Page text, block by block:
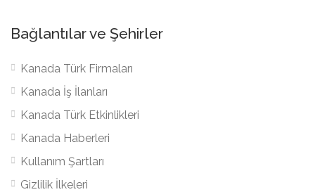
Bağlantılar ve Şehirler
Kanada Türk Firmaları
Kanada İş İlanları
Kanada Türk Etkinlikleri
Kanada Haberleri
Kullanım Şartları
Gizlilik İlkeleri